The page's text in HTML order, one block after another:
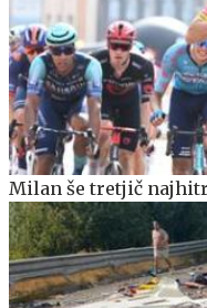
Milan še tretjič